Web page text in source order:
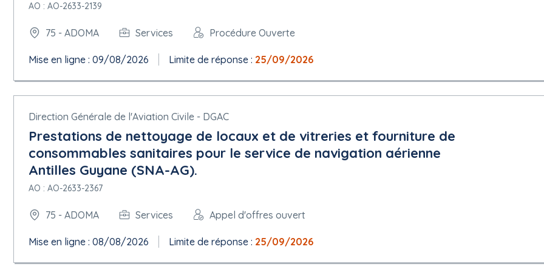
Critère:
Description: Valeur économique et financière
Catégorie du critère d'attribution poids: Pondération (pourcentage, valeur exacte)
Nombre critère d'attribution: 50
Critère:
Type: Qualité
Description: Valeur technique de l'offre appréciée au regard du cadre de réponse technique
Nombre critère d'attribution: 50
5.1.11.Documents de marché
Date limite de demande d'informations complémentaires: 19/06/2026 12:00:00 (UTC+02:00) Heure de l'Europe orientale, heure
AO : AO-2633-2139
75 - ADOMA Services Procédure Ouverte
Mise en ligne : 09/08/2026 Limite de réponse : 25/09/2026
Direction Générale de l'Aviation Civile - DGAC
Prestations de nettoyage de locaux et de vitreries et fourniture de
consommables sanitaires pour le service de navigation aérienne
Antilles Guyane (SNA-AG).
AO : AO-2633-2367
75 - ADOMA Services Appel d'offres ouvert
Mise en ligne : 08/08/2026 Limite de réponse : 25/09/2026